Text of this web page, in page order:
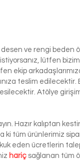
ve rengi beden
lütfen
ekip
teslim edilecektir.
Atölye
Hazır kalıptan
ki tüm ürünlerimiz
eden ücretlerin
hariç sağlanan tüm